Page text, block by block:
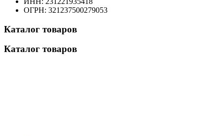
ОГРН: 321237500279053
Каталог товаров
Каталог товаров